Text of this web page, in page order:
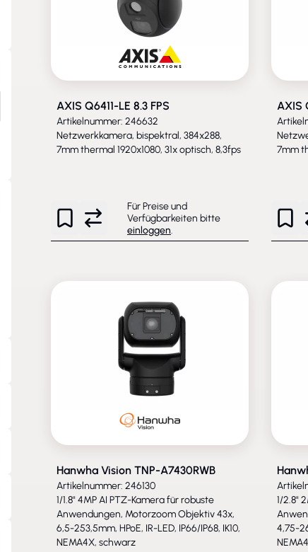
AXIS Q6411-LE 8.3 FPS
Artikelnummer: 246632
Netzwerkkamera, bispektral, 384x288,
7mm thermal 1920x1080, 31x optisch, 8,3fps
Für Preise und
Verfügbarkeiten bitte
einloggen.
AXIS
7mm
Hanwha Vision TNP-A7430RWB
Artikelnummer: 246130
1/1.8" 4MP AI PTZ-Kamera für robuste
Anwendungen, Motorzoom Objektiv 43x,
6,5-253,5mm, HPoE, IR-LED, IP66/IP68, IK10,
NEMA4X, schwarz
1/2.8"
4,75-